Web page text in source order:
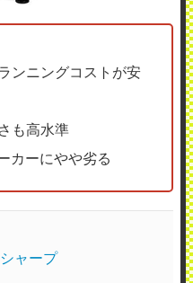
ンニングコストが安
も高水準
カーにやや劣る
シャープ